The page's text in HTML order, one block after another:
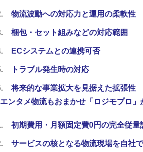
物流波動への対応力と運用の柔軟性
梱包・セット組みなどの対応範囲
ECシステムとの連携可否
トラブル発生時の対応
将来的な事業拡大を見据えた拡張性
エンタメ物流もおまかせ「ロジモプロ」
初期費用・月額固定費0円の完全従量
サービスの核となる物流現場を自社